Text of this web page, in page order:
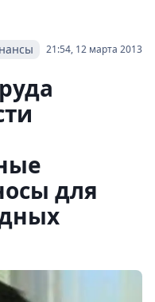
21:54, 12 марта 2013
для